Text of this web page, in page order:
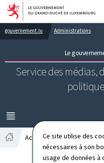
Ce site utilise des
nécessaires à son
usage de données
Aller au
Aller
gouvernement.lu Administrations
Le
Service des médias,
MENU
PRINCIPAL
Actualités